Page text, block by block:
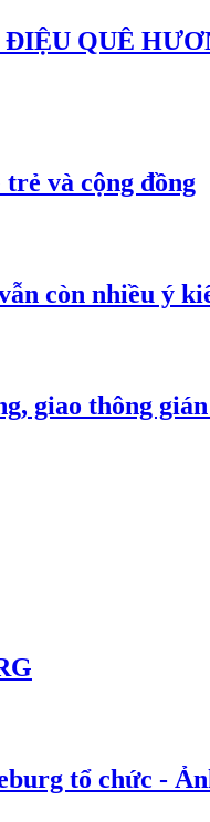
QUÊ
và cộng đồng
còn nhiều ý
giao thông gián
tổ chức -